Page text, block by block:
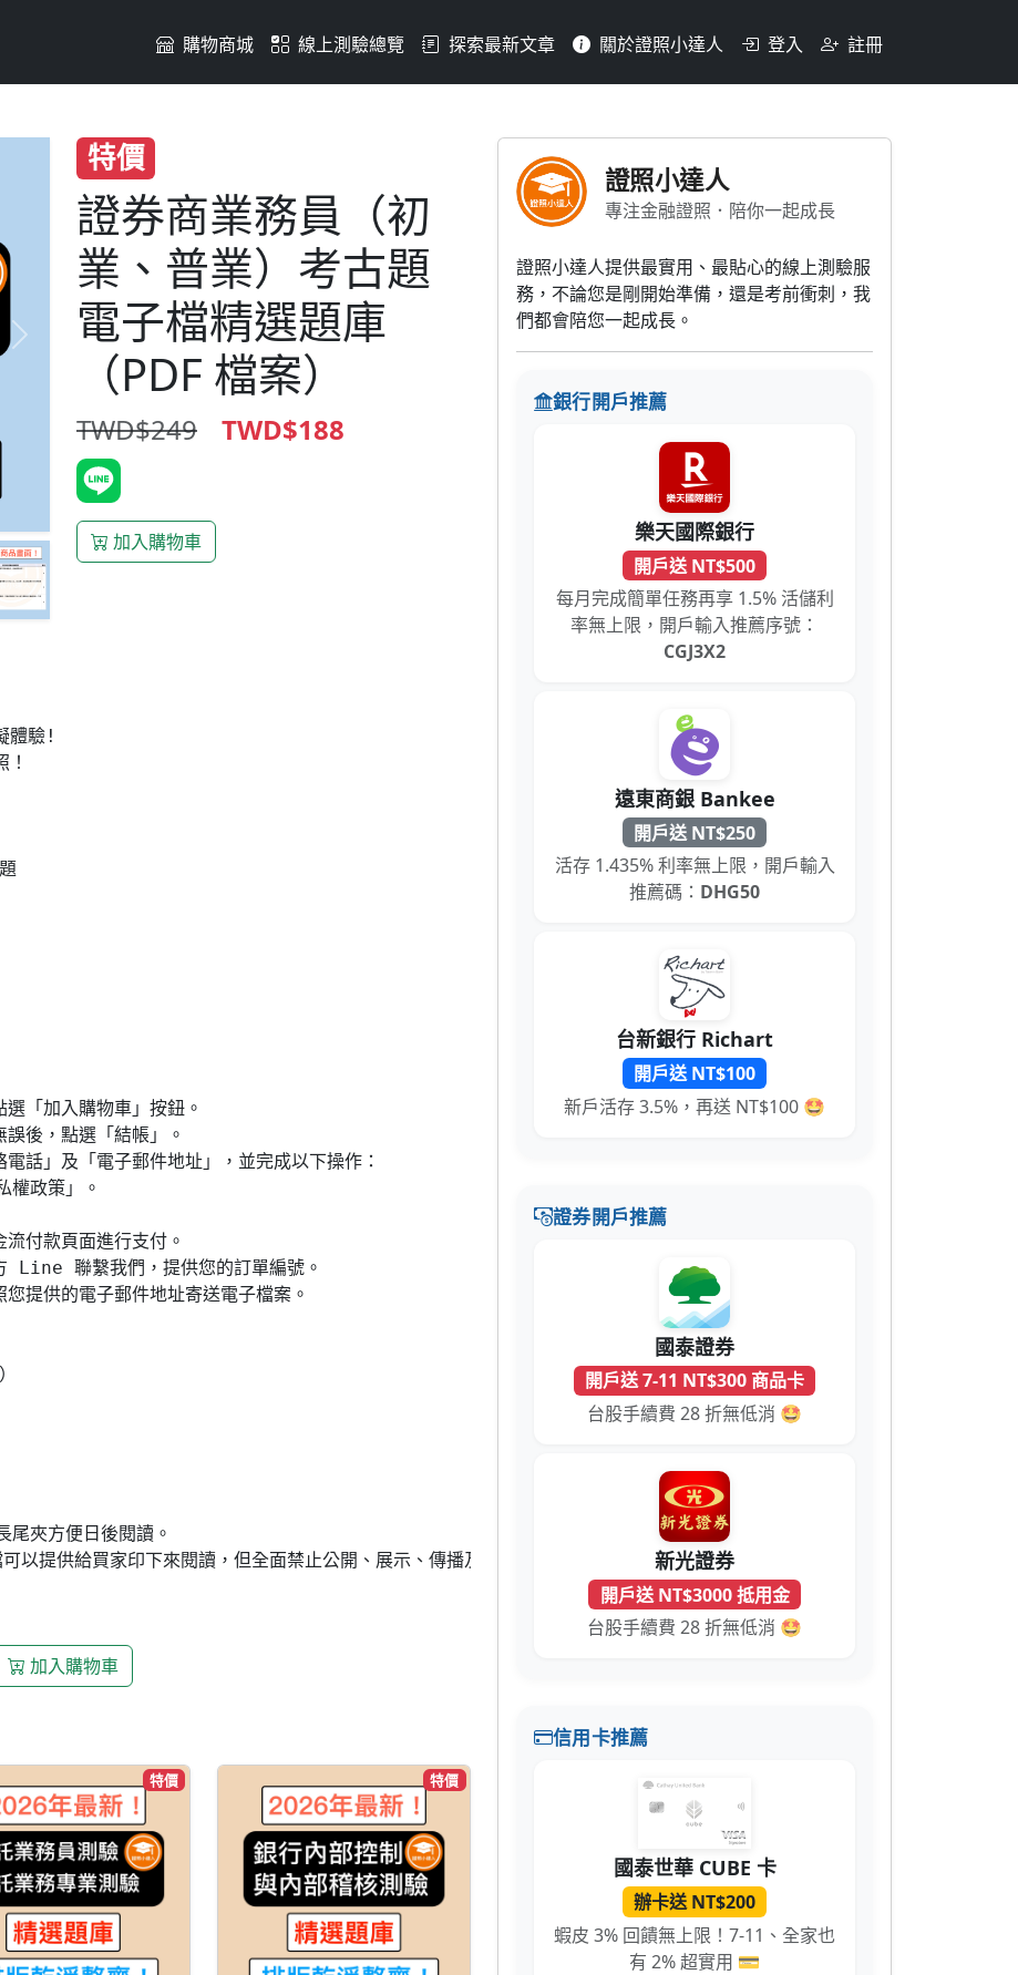
購物商城 線上測驗總覽 探索最新文章 關於證照小達人 登入 註冊
Next
特價
證券商業務員（初
業、普業）考古題
電子檔精選題庫
（PDF 檔案）
TWD$249 TWD$188
加入購物車
體驗!
「加入購物車」按鈕。
後，點選「結帳」。
話」及「電子郵件地址」，並完成以下操作：
權政策」。
付款頁面進行支付。
Line 聯繫我們，提供您的訂單編號。
提供的電子郵件地址寄送電子檔案。
夾方便日後閱讀。
以提供給買家印下來閱讀，但全面禁止公開、展示、傳播及用於任何商業用途。
加入購物車
特價 特價
證照小達人
專注金融證照．陪你一起成長
證照小達人提供最實用、最貼心的線上測驗服
務，不論您是剛開始準備，還是考前衝刺，我
們都會陪您一起成長。
銀行開戶推薦
樂天國際銀行
開戶送 NT$500
每月完成簡單任務再享 1.5% 活儲利
率無上限，開戶輸入推薦序號：
CGJ3X2
遠東商銀 Bankee
開戶送 NT$250
活存 1.435% 利率無上限，開戶輸入
推薦碼： DHG50
台新銀行 Richart
開戶送 NT$100
新戶活存 3.5%，再送 NT$100 🤩
證券開戶推薦
國泰證券
開戶送 7-11 NT$300 商品卡
台股手續費 28 折無低消 🤩
新光證券
開戶送 NT$3000 抵用金
台股手續費 28 折無低消 🤩
信用卡推薦
國泰世華 CUBE 卡
辦卡送 NT$200
蝦皮 3% 回饋無上限！7-11、全家也
有 2% 超實用 💳